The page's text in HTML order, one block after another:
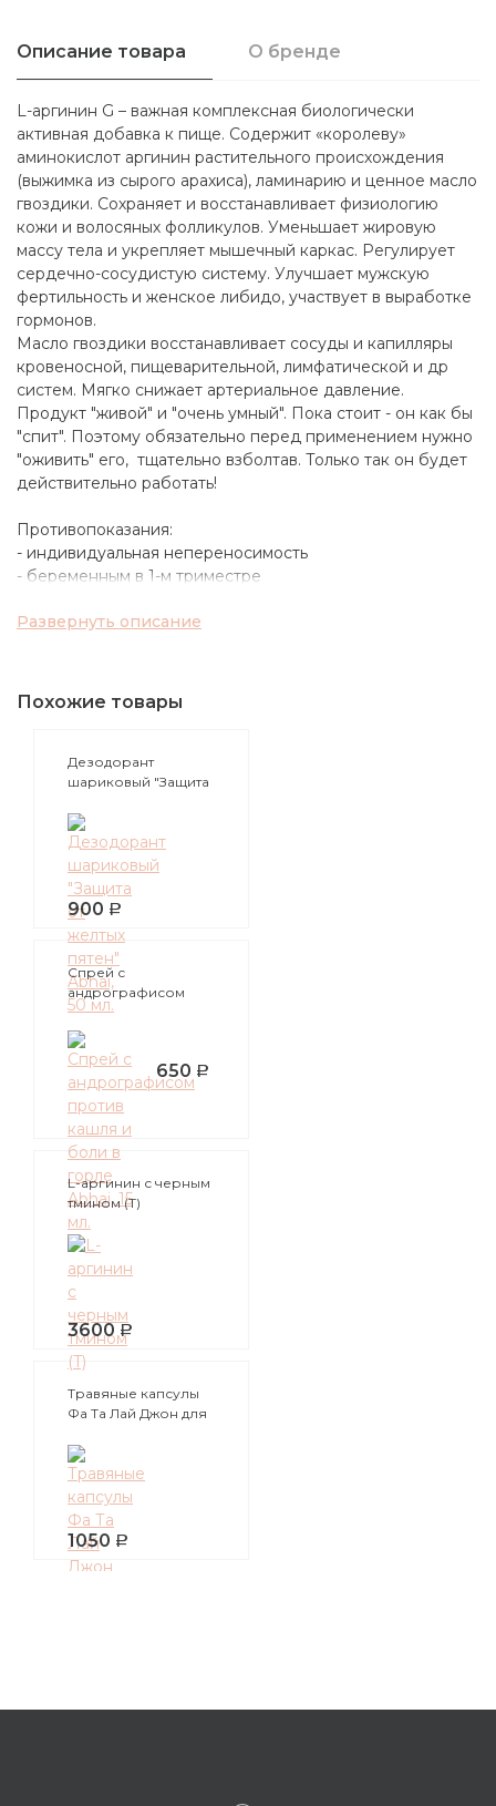
Описание товара О бренде
L-аргинин G – важная комплексная биологически
активная добавка к пище. Содержит «королеву»
аминокислот аргинин растительного происхождения
(выжимка из сырого арахиса), ламинарию и ценное масло
гвоздики. Сохраняет и восстанавливает физиологию
кожи и волосяных фолликулов. Уменьшает жировую
массу тела и укрепляет мышечный каркас. Регулирует
сердечно-сосудистую систему. Улучшает мужскую
фертильность и женское либидо, участвует в выработке
гормонов.
Масло гвоздики восстанавливает сосуды и капилляры
кровеносной, пищеварительной, лимфатической и др
систем. Мягко снижает артериальное давление.
Продукт "живой" и "очень умный". Пока стоит - он как бы
"спит". Поэтому обязательно перед применением нужно
"оживить" его, тщательно взболтав. Только так он будет
действительно работать!
Противопоказания:
- индивидуальная непереносимость
- беременным в 1-м триместре
Развернуть описание
Похожие товары
900
Дезодорант
шариковый "Защита
Abhai, 50 мл.
650
Спрей с
андрографисом
против кашля и
боли в горле Abhai,
15 мл.
3600
L-аргинин с черным
тмином (T)
1050
Травяные капсулы
Фа Та Лай Джон для
заболеваний, 60 шт.